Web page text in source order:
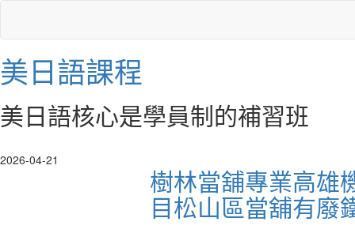
美日語課程
美日語核心是學員制的補習班
2026-04-21
樹林當舖專業高雄
目松山區當舖有廢